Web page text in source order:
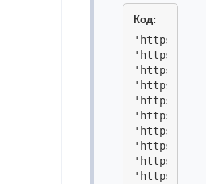
Код:
'https://
'https://
'https://
'https://
'https://
'https://
'https://
'https://
'https://
'https://